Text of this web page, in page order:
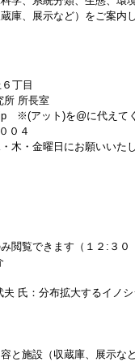
庫、展示など）をご案内し
丁目
所 所長室
※(アット)を@に代えてく
０４
・金曜日にお願いいたし
覧できます（１２:３０
氏：分布拡大するイノシ
と施設（収蔵庫、展示な